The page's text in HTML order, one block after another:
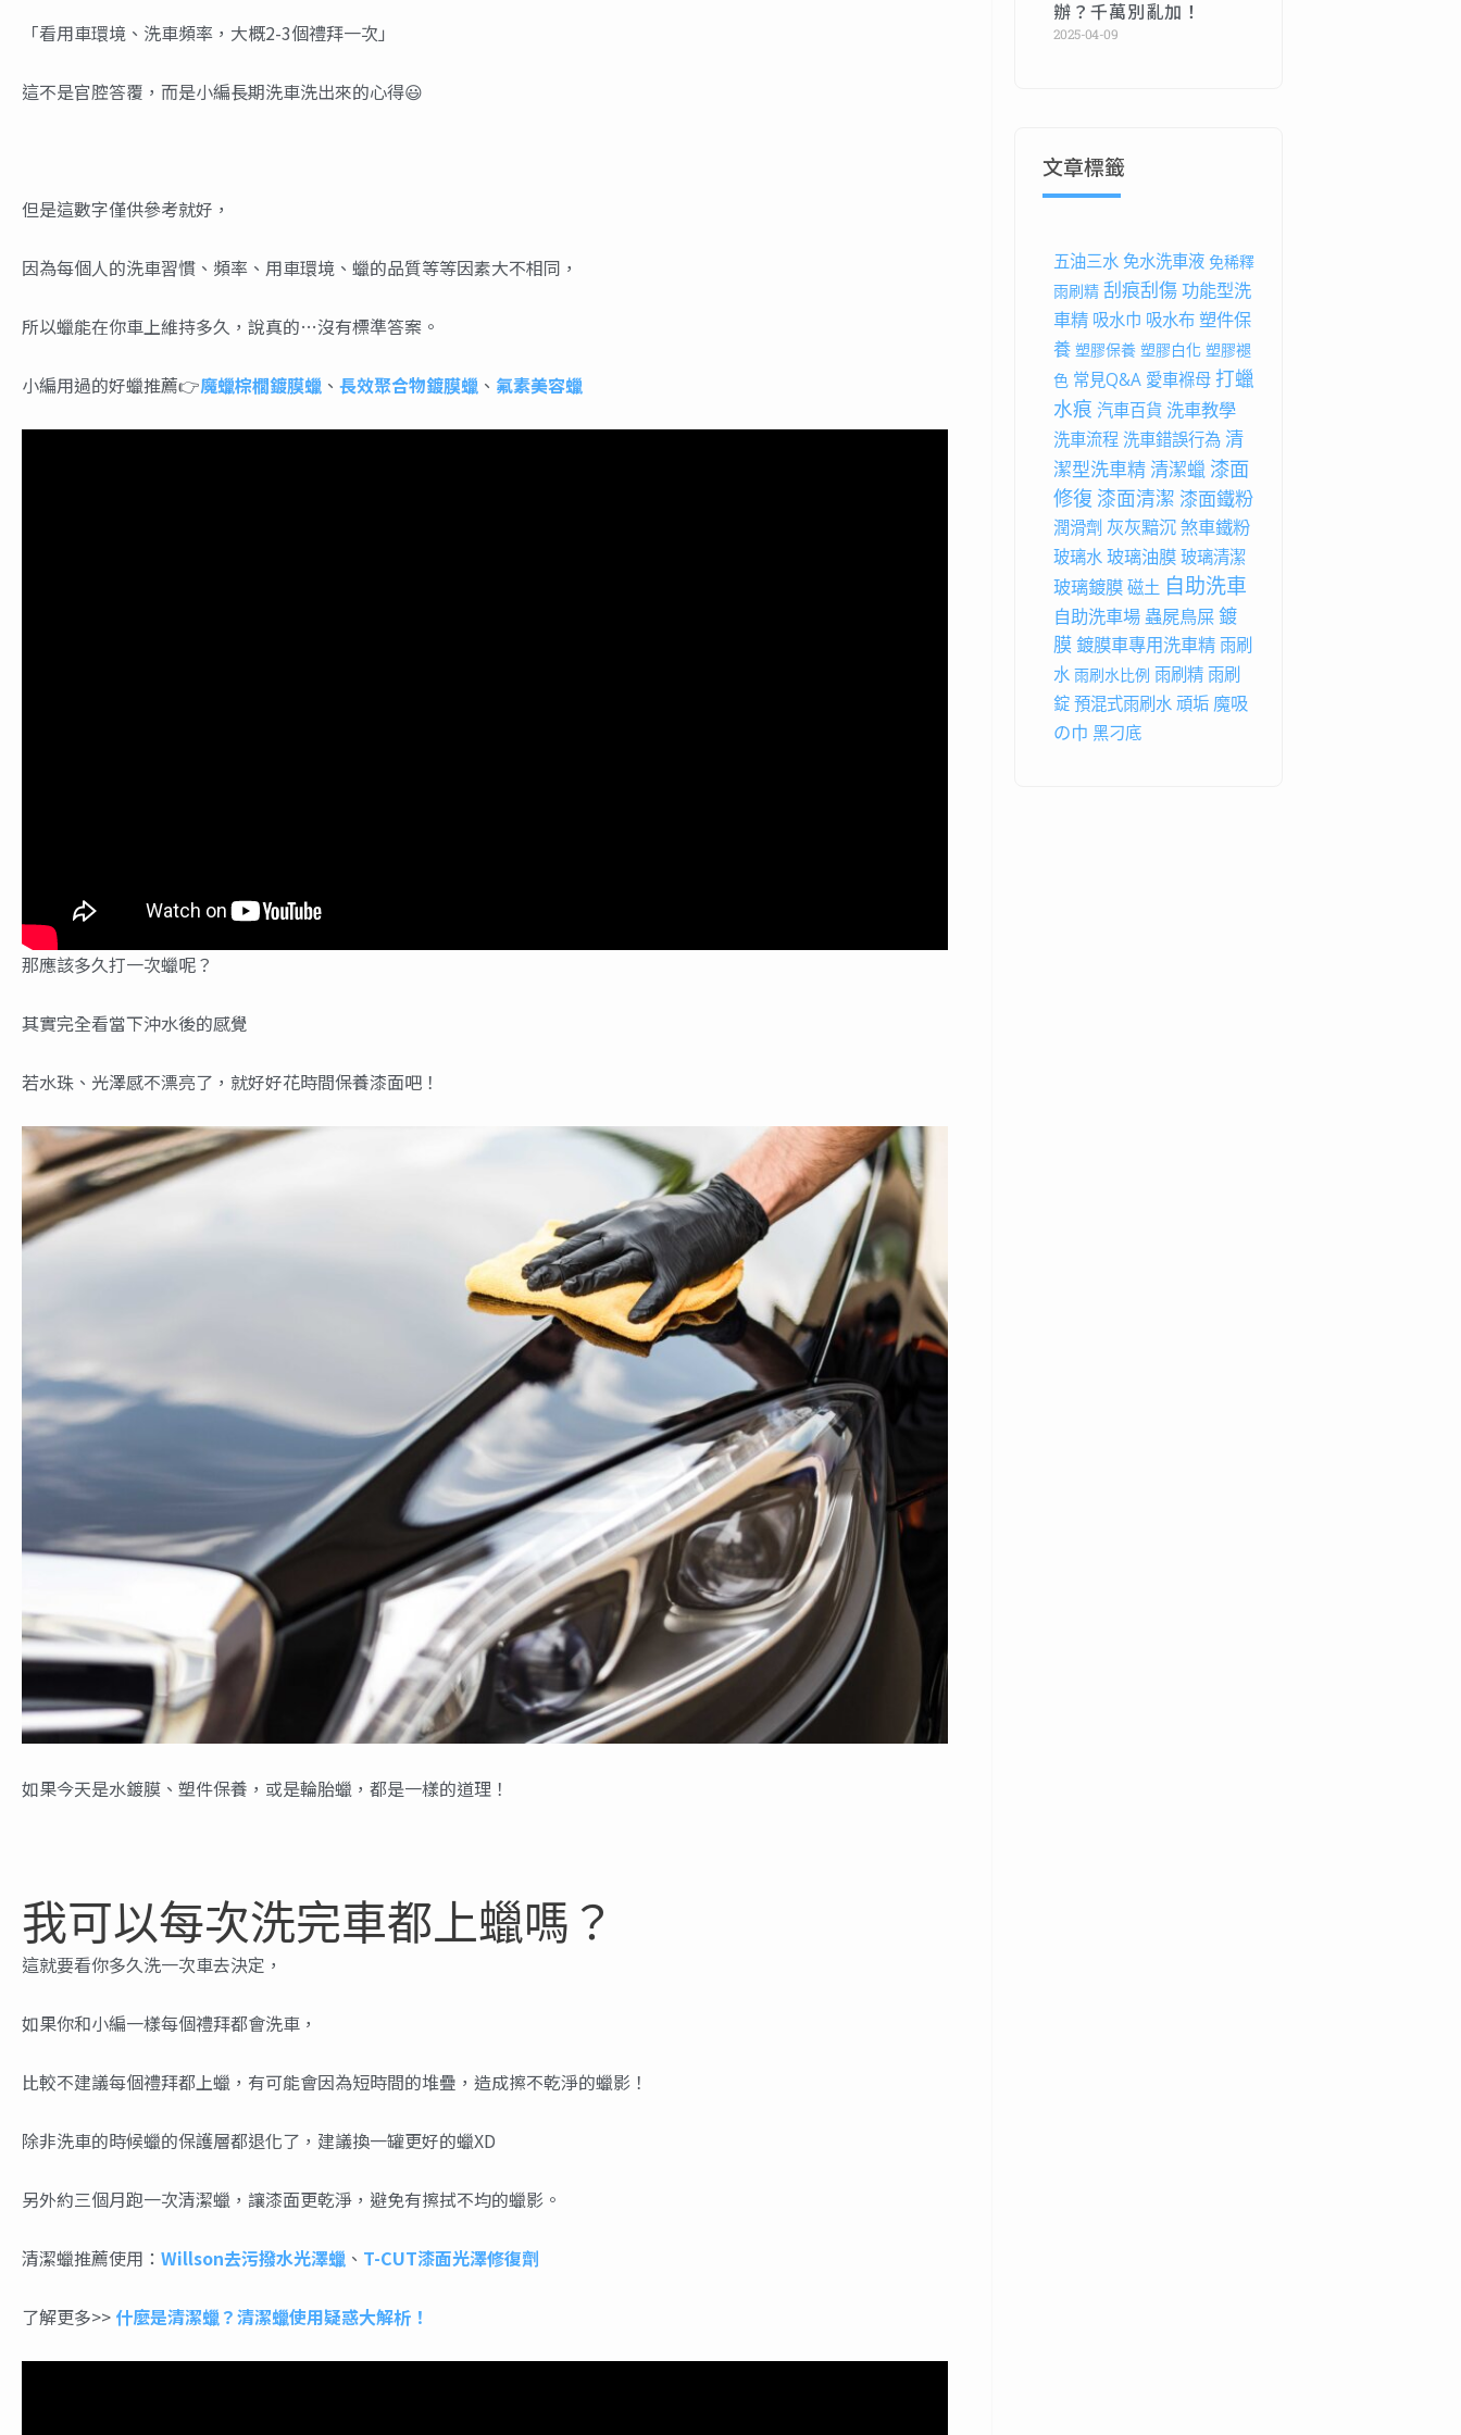
「看用車環境、洗車頻率，大概2-3個禮拜一次」
這不是官腔答覆，而是小編長期洗車洗出來的心得😃
但是這數字僅供參考就好，
因為每個人的洗車習慣、頻率、用車環境、蠟的品質等等因素大不相同，
所以蠟能在你車上維持多久，說真的…沒有標準答案。
小編用過的好蠟推薦👉魔蠟棕櫚鍍膜蠟 、 長效聚合物鍍膜蠟 、 氟素美容蠟
那應該多久打一次蠟呢？
其實完全看當下沖水後的感覺
若水珠、光澤感不漂亮了，就好好花時間保養漆面吧！
如果今天是水鍍膜、塑件保養，或是輪胎蠟，都是一樣的道理！
我可以每次洗完車都上蠟嗎？
這就要看你多久洗一次車去決定，
如果你和小編一樣每個禮拜都會洗車，
比較不建議每個禮拜都上蠟，有可能會因為短時間的堆疊，造成擦不乾淨的蠟影！
除非洗車的時候蠟的保護層都退化了，建議換一罐更好的蠟XD
另外約三個月跑一次清潔蠟，讓漆面更乾淨，避免有擦拭不均的蠟影。
清潔蠟推薦使用： Willson去污撥水光澤蠟 、 T-CUT漆面光澤修復劑
了解更多>> 什麼是清潔蠟？清潔蠟使用疑惑大解析！
辦？千萬別亂加！
2025-04-09
文章標籤
五油三水 免水洗車液 免稀釋
雨刷精 刮痕刮傷功能型洗
車精 吸水巾 吸水布塑件保
養 塑膠保養 塑膠白化 塑膠褪
色 常見Q&A 愛車褓母打蠟
水痕 汽車百貨洗車教學
洗車流程 洗車錯誤行為清
潔型洗車精清潔蠟 漆面
修復 漆面清潔 漆面鐵粉
潤滑劑 灰灰黯沉煞車鐵粉
玻璃水玻璃油膜玻璃清潔
玻璃鍍膜磁土 自助洗車
自助洗車場 蟲屍鳥屎鍍
膜鍍膜車專用洗車精雨刷
水 雨刷水比例 雨刷精雨刷
錠預混式雨刷水頑垢 魔吸
の巾 黑刁底